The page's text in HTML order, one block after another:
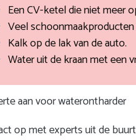
Een CV-ketel die niet meer
Veel
Kalk op de lak van de auto.
Water uit de kraan met een
aan voor waterontharder
op met experts uit de buurt